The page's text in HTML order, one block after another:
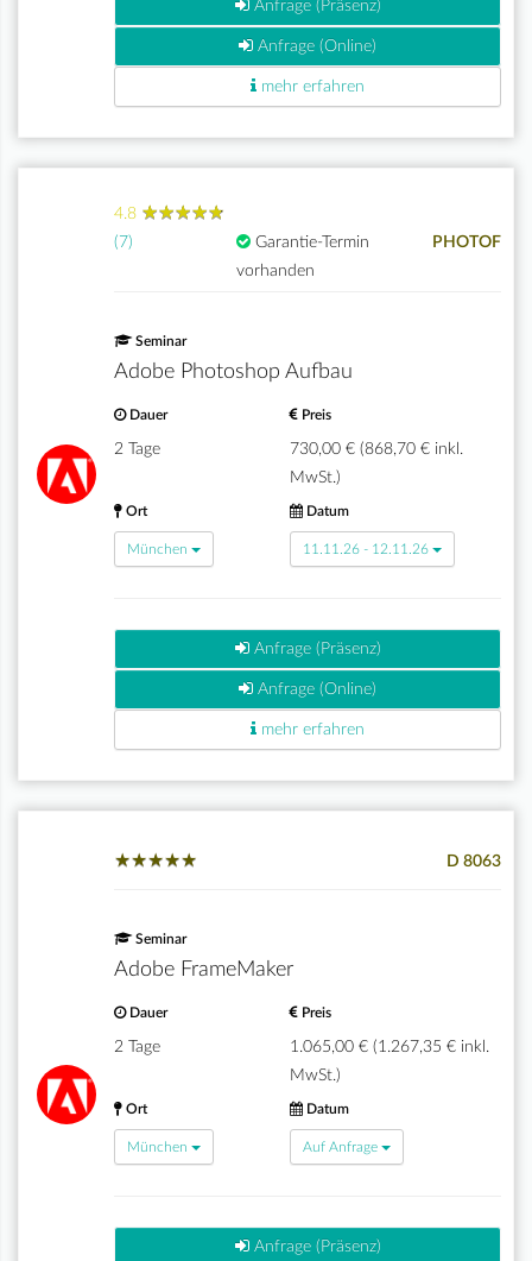
Anfrage (Präsenz)
Anfrage (Online)
mehr erfahren
4.8 ★★★★★
★★★★★
(7)
Garantie-Termin
vorhanden
PHOTOF
Seminar
Adobe Photoshop Aufbau
Dauer
2 Tage
Preis
730,00 € (868,70 € inkl.
MwSt.)
Ort
München
Datum
11.11.26 - 12.11.26
Anfrage (Präsenz)
Anfrage (Online)
mehr erfahren
★★★★★
★★★★★ D 8063
Seminar
Adobe FrameMaker
Dauer
2 Tage
Preis
1.065,00 € (1.267,35 € inkl.
MwSt.)
Ort
München
Datum
Auf Anfrage
Anfrage (Präsenz)